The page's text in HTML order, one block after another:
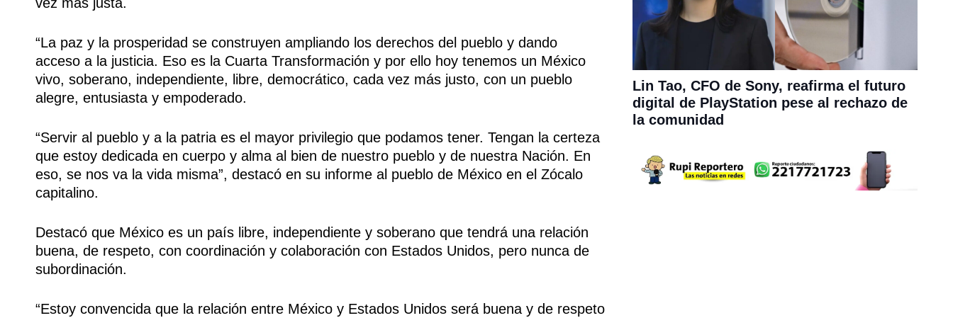
“La paz y la prosperidad se construyen ampliando los derechos del pueblo y dando
acceso a la justicia. Eso es la Cuarta Transformación y por ello hoy tenemos un México
vivo, soberano, independiente, libre, democrático, cada vez más justo, con un pueblo
alegre, entusiasta y empoderado.
“Servir al pueblo y a la patria es el mayor privilegio que podamos tener. Tengan la certeza
que estoy dedicada en cuerpo y alma al bien de nuestro pueblo y de nuestra Nación. En
eso, se nos va la vida misma”, destacó en su informe al pueblo de México en el Zócalo
capitalino.
Destacó que México es un país libre, independiente y soberano que tendrá una relación
buena, de respeto, con coordinación y colaboración con Estados Unidos, pero nunca de
subordinación.
“Estoy convencida que la relación entre México y Estados Unidos será buena y de respeto
Lin Tao, CFO de Sony, reafirma el futuro
digital de PlayStation pese al rechazo de
la comunidad